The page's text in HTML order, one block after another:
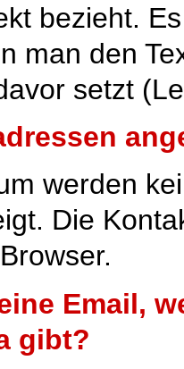
bezieht.
man den
setzt
werden
Die
Email,
gibt?